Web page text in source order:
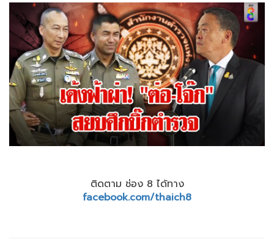
ติดตาม ช่อง 8 ได้ทาง
facebook.com/thaich8